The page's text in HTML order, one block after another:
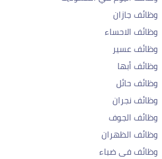
وظائف جازان
وظائف الاحساء
وظائف عسير
وظائف أبها
وظائف حائل
وظائف نجران
وظائف الجوف
وظائف الظهران
وظائف فى ضباء